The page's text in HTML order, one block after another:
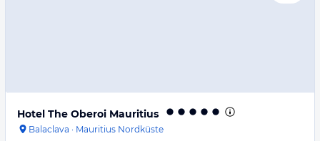
Hotel The Oberoi Mauritius
Balaclava · Mauritius Nordküste